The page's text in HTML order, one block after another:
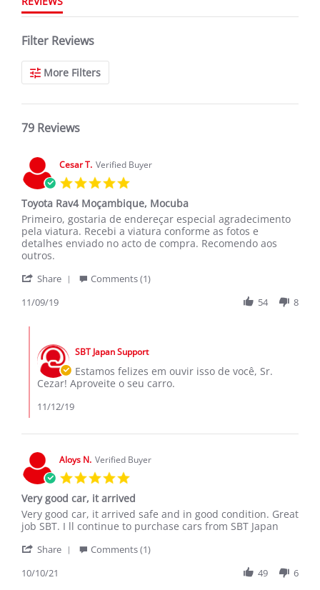
Filter Reviews
More Filters
79 Reviews
Cesar T. Verified Buyer
rating
Toyota Rav4 Moçambique, Mocuba
Review
by
Cesar
T.
9
2019
review
stating
Toyota
Rav4
Mocuba
Primeiro, gostaria de endereçar especial agradecimento
pela viatura. Recebi a viatura conforme as fotos e
detalhes enviado no acto de compra. Recomendo aos
outros.
Share
on
Nov
2019
Comments (1)
11/09/19
54 8
Store
Owner
on
by
Cesar
9
Nov
2019
SBT Japan Support
Estamos felizes em ouvir isso de você, Sr.
Cezar! Aproveite o seu carro.
11/12/19
Aloys N. Verified Buyer
rating
Very good car, it arrived
Review
by
N.
10
review
stating
good
it
Very good car, it arrived safe and in good condition. Great
job SBT. I ll continue to purchase cars from SBT Japan
Share
Comments (1)
10/10/21
49 6